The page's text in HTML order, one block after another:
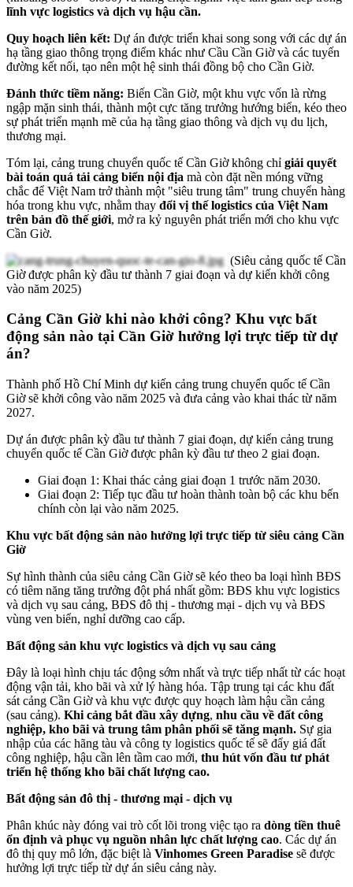
lĩnh vực logistics và dịch vụ hậu cần.
Quy hoạch liên kết: Dự án được triển khai song song với các dự án
hạ tầng giao thông trọng điểm khác như Cầu Cần Giờ và các tuyến
đường kết nối, tạo nên một hệ sinh thái đồng bộ cho Cần Giờ.
Đánh thức tiềm năng: Biến Cần Giờ, một khu vực vốn là rừng
ngập mặn sinh thái, thành một cực tăng trưởng hướng biển, kéo theo
sự phát triển mạnh mẽ của hạ tầng giao thông và dịch vụ du lịch,
thương mại.
Tóm lại, cảng trung chuyển quốc tế Cần Giờ không chỉ giải quyết
bài toán quá tải cảng biển nội địa mà còn đặt nền móng vững
chắc để Việt Nam trở thành một "siêu trung tâm" trung chuyển hàng
hóa trong khu vực, nhằm thay đổi vị thế logistics của Việt Nam
trên bản đồ thế giới, mở ra kỷ nguyên phát triển mới cho khu vực
Cần Giờ.
(Siêu cảng quốc tế Cần
Giờ được phân kỳ đầu tư thành 7 giai đoạn và dự kiến khởi công
vào năm 2025)
Cảng Cần Giờ khi nào khởi công? Khu vực bất
động sản nào tại Cần Giờ hưởng lợi trực tiếp từ dự
án?
Thành phố Hồ Chí Minh dự kiến cảng trung chuyển quốc tế Cần
Giờ sẽ khởi công vào năm 2025 và đưa cảng vào khai thác từ năm
2027.
Dự án được phân kỳ đầu tư thành 7 giai đoạn, dự kiến cảng trung
chuyển quốc tế Cần Giờ được phân kỳ đầu tư theo 2 giai đoạn.
Giai đoạn 1: Khai thác cảng giai đoạn 1 trước năm 2030.
Giai đoạn 2: Tiếp tục đầu tư hoàn thành toàn bộ các khu bến
chính còn lại vào năm 2025.
Khu vực bất động sản nào hưởng lợi trực tiếp từ siêu cảng Cần
Giờ
Sự hình thành của siêu cảng Cần Giờ sẽ kéo theo ba loại hình BĐS
có tiêm năng tăng trưởng đột phá nhất gồm: BĐS khu vực logistics
và dịch vụ sau cảng, BĐS đô thị - thương mại - dịch vụ và BĐS
vùng ven biển, nghỉ dưỡng cao cấp.
Bất động sản khu vực logistics và dịch vụ sau cảng
Đây là loại hình chịu tác động sớm nhất và trực tiếp nhất từ các hoạt
động vận tải, kho bãi và xử lý hàng hóa. Tập trung tại các khu đất
sát cảng Cần Giờ và khu vực được quy hoạch làm hậu cần cảng
(sau cảng). Khi cảng bắt đầu xây dựng, nhu cầu về đất công
nghiệp, kho bãi và trung tâm phân phối sẽ tăng mạnh. Sự gia
nhập của các hãng tàu và công ty logistics quốc tế sẽ đẩy giá đất
công nghiệp, hậu cần lên tầm cao mới, thu hút vốn đầu tư phát
triển hệ thống kho bãi chất lượng cao.
Bất động sản đô thị - thương mại - dịch vụ
Phân khúc này đóng vai trò cốt lõi trong việc tạo ra dòng tiền thuê
ổn định và phục vụ nguồn nhân lực chất lượng cao. Các dự án
đô thị quy mô lớn, đặc biệt là Vinhomes Green Paradise sẽ được
hưởng lợi trực tiếp từ dự án siêu cảng này.